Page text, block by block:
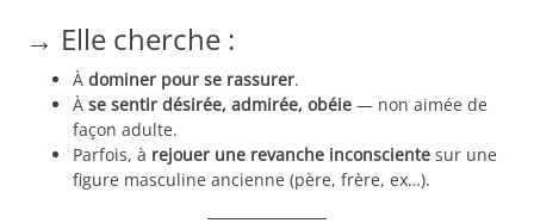
→ Elle cherche :
À dominer pour se rassurer.
À se sentir désirée, admirée, obéie — non aimée de
façon adulte.
Parfois, à rejouer une revanche inconsciente sur une
figure masculine ancienne (père, frère, ex…).